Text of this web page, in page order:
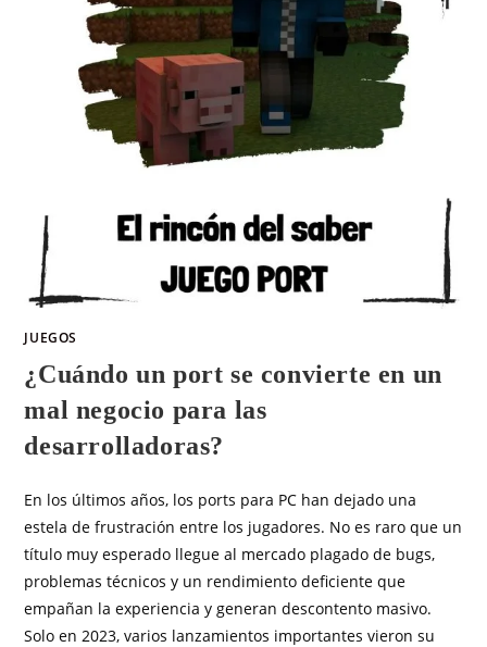
JUEGOS
¿Cuándo un port se convierte en un
mal negocio para las
desarrolladoras?
En los últimos años, los ports para PC han dejado una
estela de frustración entre los jugadores. No es raro que un
título muy esperado llegue al mercado plagado de bugs,
problemas técnicos y un rendimiento deficiente que
empañan la experiencia y generan descontento masivo.
Solo en 2023, varios lanzamientos importantes vieron su